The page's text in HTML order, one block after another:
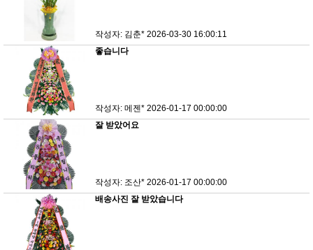
작성자: 김춘* 2026-03-30 16:00:11
좋습니다
작성자: 메젠* 2026-01-17 00:00:00
잘 받았어요
작성자: 조산* 2026-01-17 00:00:00
배송사진 잘 받았습니다